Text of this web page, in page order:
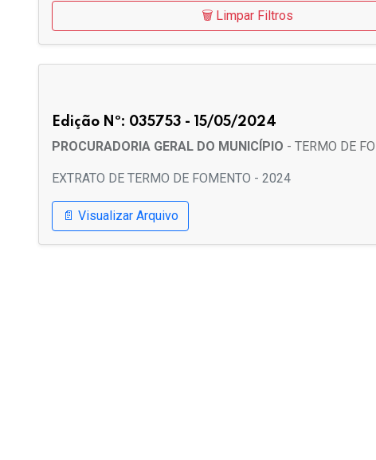
🗑️ Limpar Filtros
Edição Nº: 035753 - 15/05/2024
PROCURADORIA GERAL DO MUNICÍPIO - TERMO DE
EXTRATO DE TERMO DE FOMENTO - 2024
📄 Visualizar Arquivo